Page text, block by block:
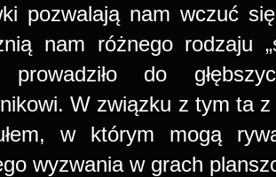
pozwalają nam wczuć
nam różnego rodzaju
prowadziło do
W związku z tym ta
w którym mogą
wyzwania w grach